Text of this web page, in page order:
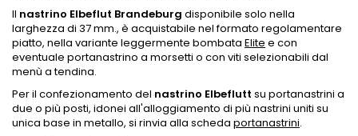
Il nastrino Elbeflut Brandeburg disponibile solo nella
larghezza di 37 mm., è acquistabile nel formato regolamentare
piatto, nella variante leggermente bombata Elite e con
eventuale portanastrino a morsetti o con viti selezionabili dal
menù a tendina.
Per il confezionamento del nastrino Elbeflutt su portanastrini a
due o più posti, idonei all'alloggiamento di più nastrini uniti su
unica base in metallo, si rinvia alla scheda portanastrini.